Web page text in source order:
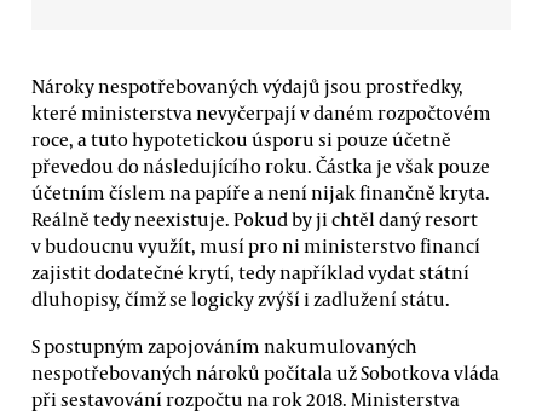
Nároky nespotřebovaných výdajů jsou prostředky,
které ministerstva nevyčerpají v daném rozpočtovém
roce, a tuto hypotetickou úsporu si pouze účetně
převedou do následujícího roku. Částka je však pouze
účetním číslem na papíře a není nijak finančně kryta.
Reálně tedy neexistuje. Pokud by ji chtěl daný resort
v budoucnu využít, musí pro ni ministerstvo financí
zajistit dodatečné krytí, tedy například vydat státní
dluhopisy, čímž se logicky zvýší i zadlužení státu.
S postupným zapojováním nakumulovaných
nespotřebovaných nároků počítala už Sobotkova vláda
při sestavování rozpočtu na rok 2018. Ministerstva